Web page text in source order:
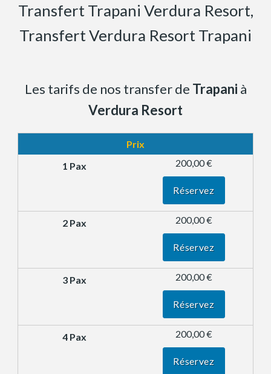
Transfert Trapani Verdura Resort,
Transfert Verdura Resort Trapani
Les tarifs de nos transfer de Trapani à
Verdura Resort
Prix
200,00 €
Réservez
200,00 €
Réservez
200,00 €
Réservez
200,00 €
Réservez